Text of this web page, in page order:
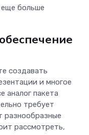
еще больше
создавать
и многое
аналог пакета
требует
разнообразные
рассмотреть,